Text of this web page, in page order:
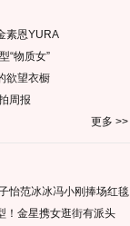
素恩YURA
“物质女”
欲望衣橱
周报
更多 >>
怡范冰冰冯小刚捧场红毯
！金星携女逛街有派头